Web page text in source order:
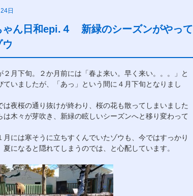
日
ゃん日和epi.４ 新緑のシーズンがやって
ウ
２月下旬。２か月前には「春よ来い。早く来い。。。」と
ていましたが、「あっ」という間に４月下旬となりまし
は夜桜の通り抜けが終わり、桜の花も散ってしまいました
は木々が芽吹き、新緑の眩しいシーズンへと移り変わって
月には寒そうに立ちすくんでいたゾウも、今ではすっかり
夏になると隠れてしまうのでは、と心配しています。